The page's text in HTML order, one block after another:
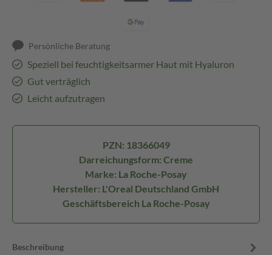
Persönliche Beratung
Speziell bei feuchtigkeitsarmer Haut mit Hyaluron
Gut verträglich
Leicht aufzutragen
PZN: 18366049
Darreichungsform: Creme
Marke: La Roche-Posay
Hersteller: L'Oreal Deutschland GmbH
Geschäftsbereich La Roche-Posay
Beschreibung